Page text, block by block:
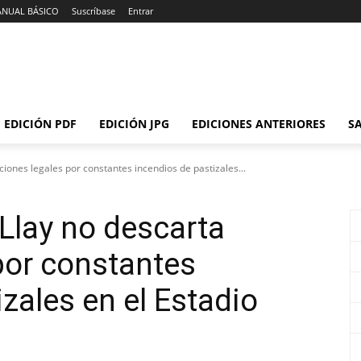
BÁSICO Suscríbase Entrar
EDICIÓN PDF EDICIÓN JPG EDICIONES ANTERIORES
legales por constantes incendios de pastizales...
no descarta
constantes
en el Estadio